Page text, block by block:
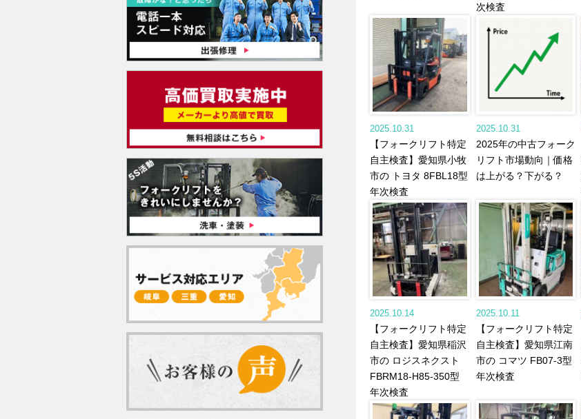
次検査
2025.10.31
【フォークリフト特定
自主検査】愛知県小牧
市の トヨタ 8FBL18型
年次検査
2025.10.31
2025年の中古フォーク
リフト市場動向｜価格
は上がる？下がる？
2025.10.14
【フォークリフト特定
自主検査】愛知県稲沢
市の ロジスネクスト
FBRM18-H85-350型
年次検査
2025.10.11
【フォークリフト特定
自主検査】愛知県江南
市の コマツ FB07-3型
年次検査